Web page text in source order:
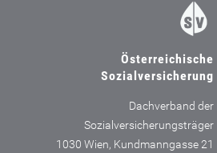
Österreichische
Sozialversicherung
Dachverband der
Sozialversicherungsträger
1030 Wien, Kundmanngasse 21